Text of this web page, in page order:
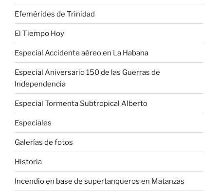
Efemérides de Trinidad
El Tiempo Hoy
Especial Accidente aéreo en La Habana
Especial Aniversario 150 de las Guerras de
Independencia
Especial Tormenta Subtropical Alberto
Especiales
Galerías de fotos
Historia
Incendio en base de supertanqueros en Matanzas